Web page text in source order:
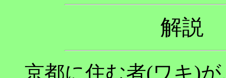
解
京都に住む者(ワキ)が